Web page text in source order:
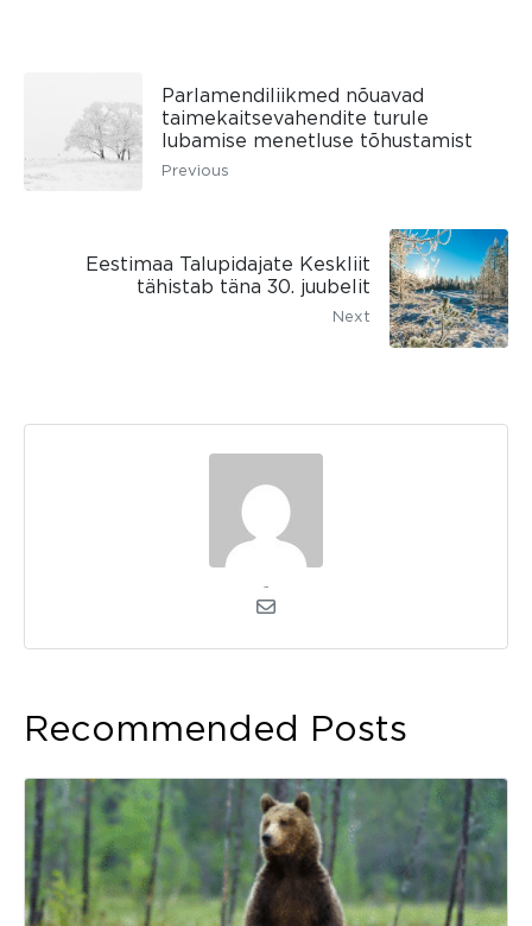
Parlamendiliikmed nõuavad
taimekaitsevahendite turule
lubamise menetluse tõhustamist
Previous
Eestimaa Talupidajate Keskliit
tähistab täna 30. juubelit
Next
Recommended Posts